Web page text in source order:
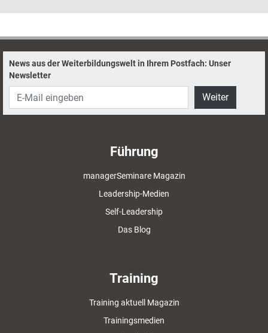
News aus der Weiterbildungswelt in Ihrem Postfach: Unser
Newsletter
Weiter
Führung
managerSeminare Magazin
Leadership-Medien
Self-Leadership
Das Blog
Training
Training aktuell Magazin
Trainingsmedien